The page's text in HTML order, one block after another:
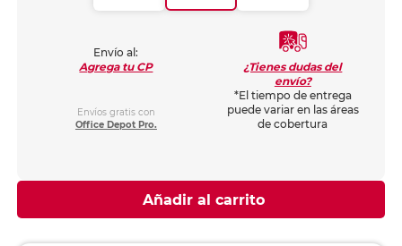
Envío al:
Agrega tu CP
Envíos gratis con
Office Depot Pro.
¿Tienes dudas del
envío?
*El tiempo de entrega
puede variar en las áreas
de cobertura
Añadir al carrito